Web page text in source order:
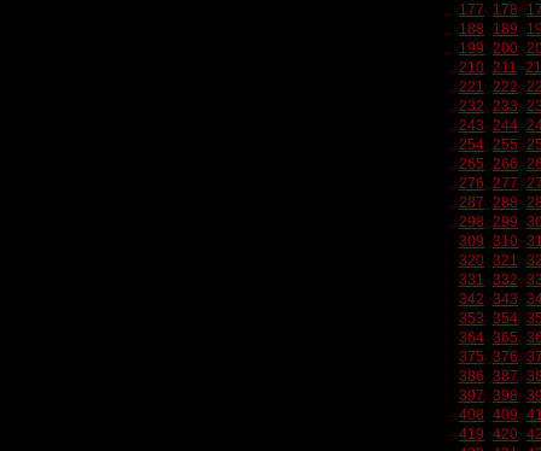
177
178
188
189
199 200
210 211
221 222
232 233
243 244
254 255
265 266
276 277
287 288
298 299
309 310
320 321
331 332
342 343
353 354
364 365
375 376
386 387
397 398
408 409
419 420